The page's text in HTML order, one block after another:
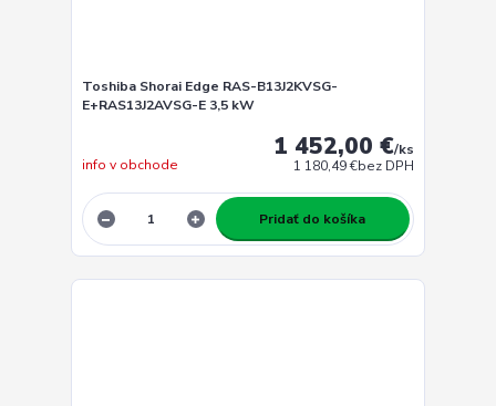
Toshiba Shorai Edge RAS-B13J2KVSG-
E+RAS13J2AVSG-E 3,5 kW
1 452,00 €/ks
1 180,49 €bez DPH
info v obchode
Pridať do košíka